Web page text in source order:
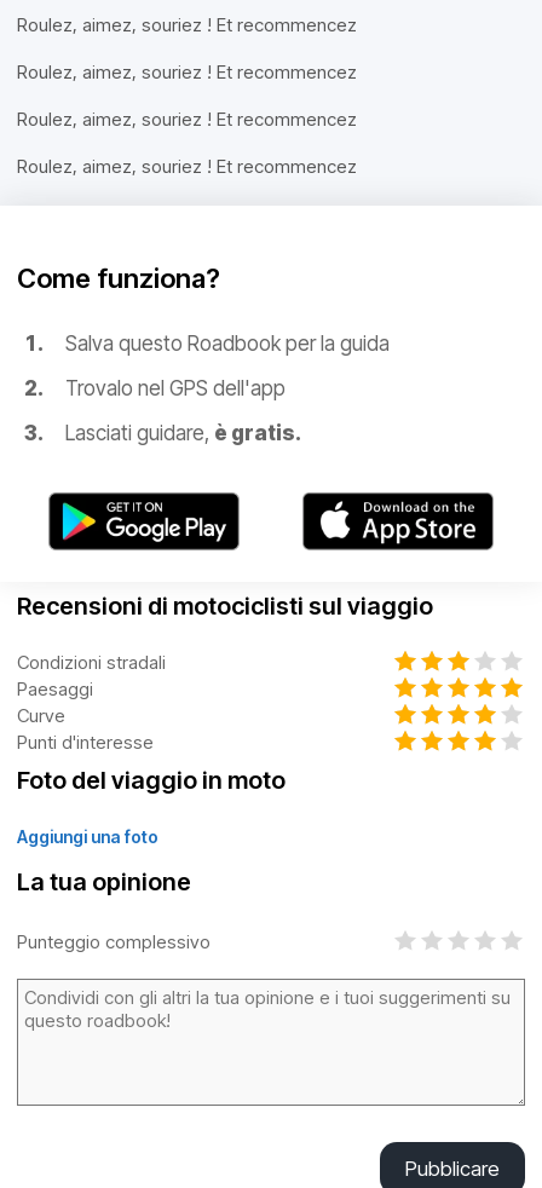
Roulez, aimez, souriez ! Et recommencez
Roulez, aimez, souriez ! Et recommencez
Roulez, aimez, souriez ! Et recommencez
Roulez, aimez, souriez ! Et recommencez
Come funziona?
Salva questo Roadbook per la guida
Trovalo nel GPS dell'app
Lasciati guidare, è gratis.
Recensioni di motociclisti sul viaggio
Condizioni stradali
Paesaggi
Curve
Punti d'interesse
Foto del viaggio in moto
Aggiungi una foto
La tua opinione
Punteggio complessivo
Pubblicare